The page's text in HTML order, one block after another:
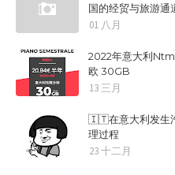
国的经贸与旅游通
01 八月
2022年意大利
欧 30GB
13 三月
🇮🇹在意大利发生
理过程
23 十二月